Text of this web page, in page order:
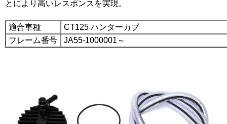
とにより高いレスポンスを実現。
適合車種
CT125 ハンターカブ
フレーム番号
JA55-1000001～